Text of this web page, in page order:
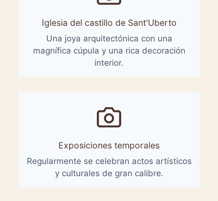
Iglesia del castillo de Sant'Uberto
Una joya arquitectónica con una
magnífica cúpula y una rica decoración
interior.
Exposiciones temporales
Regularmente se celebran actos artísticos
y culturales de gran calibre.